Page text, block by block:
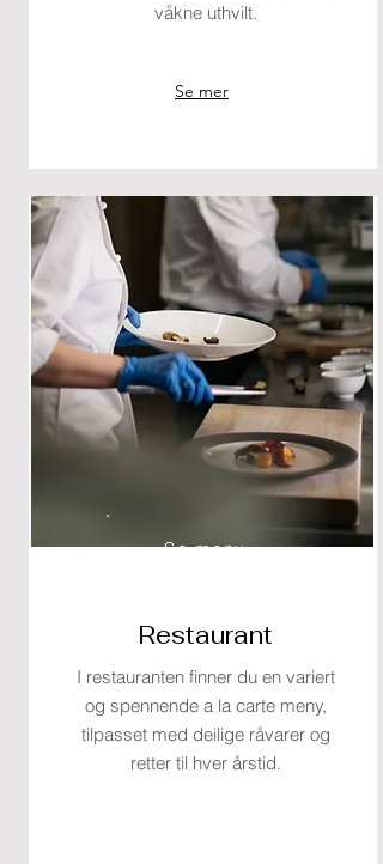
våkne uthvilt.
Se mer
Se meny
Restaurant
I restauranten finner du en variert
og spennende a la carte meny,
tilpasset med deilige råvarer og
retter til hver årstid.